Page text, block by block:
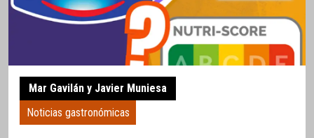
Mar Gavilán y Javier Muniesa
Noticias gastronómicas